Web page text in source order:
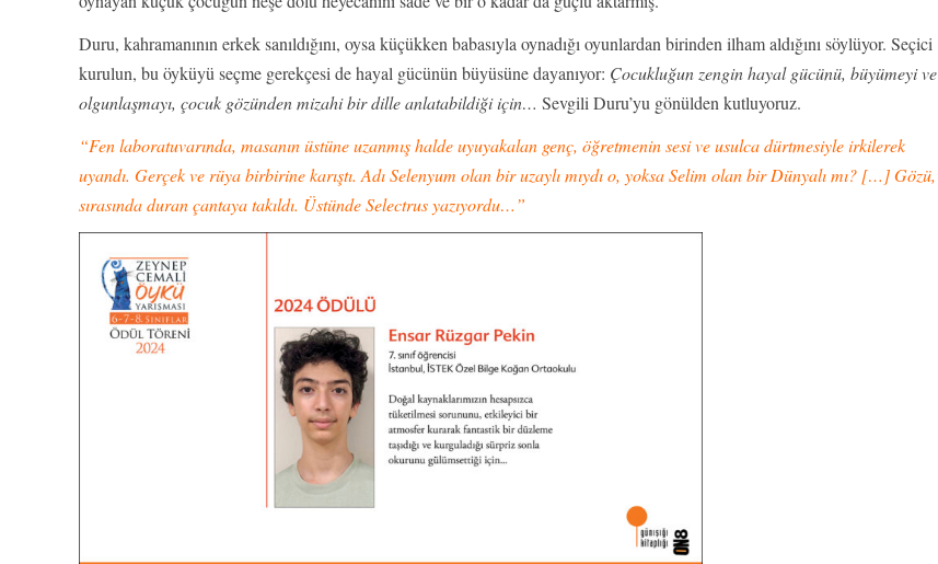
Duru, kahramanının erkek sanıldığını, oysa küçükken babasıyla oynadığı oyunlardan birinden ilham aldığını söylüyor. Seçici
kurulun, bu öyküyü seçme gerekçesi de hayal gücünün büyüsüne dayanıyor: Çocukluğun zengin hayal gücünü, büyümeyi ve
olgunlaşmayı, çocuk gözünden mizahi bir dille anlatabildiği için… Sevgili Duru’yu gönülden kutluyoruz.
“Fen laboratuvarında, masanın üstüne uzanmış halde uyuyakalan genç, öğretmenin sesi ve usulca dürtmesiyle irkilerek
uyandı. Gerçek ve rüya birbirine karıştı. Adı Selenyum olan bir uzaylı mıydı o, yoksa Selim olan bir Dünyalı mı? […] Gözü,
sırasında duran çantaya takıldı. Üstünde Selectrus yazıyordu…”